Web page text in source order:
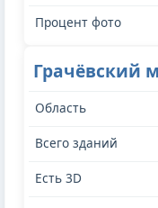
Грачёвский